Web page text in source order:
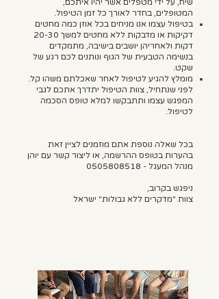
שיח, על ידי מטפלים אשר יהיו איתכם,
המטופלים, בחדר לאורך כל זמן הטיפול.
בטיפול עצמו אנו מניחים בכל אוזן כמה מחטים
דקיקות או מדבקות ללא מחטים למשך 20-30
דקות ולאחריהן יושבים בישיבה, מתמקדים
בנשימה הטבעית של הגוף ונותנים לכם רגע של
שקט.
מומלץ להגיע לטיפול לאחר שאכלתם משהו קל.
לפני שנתחיל, צוות הטיפול יתדרך אתכם לגבי
המפגש עצמו ותתבקשו למלא טופס הסכמה
לטיפול.
בכל שאלה נוספת אתם מוזמנים לציין זאת
בהערות בטופס ההרשמה, או ליצור קשר עם יוהן
מנהל המעגל - 0505808518
ניפגש בקרוב,
צוות "מדקרים ללא גבולות" ישראל